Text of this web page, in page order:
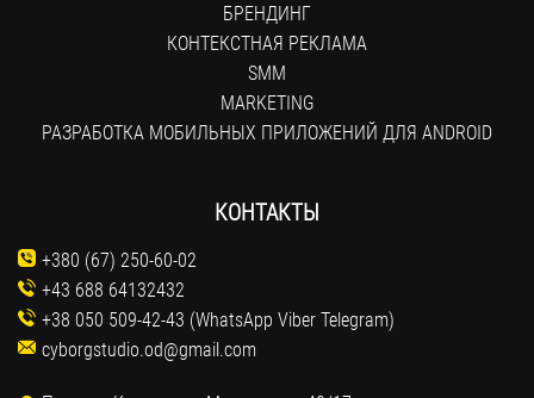
БРЕНДИНГ
КОНТЕКСТНАЯ РЕКЛАМА
SMM
MARKETING
РАЗРАБОТКА МОБИЛЬНЫХ ПРИЛОЖЕНИЙ ДЛЯ ANDROID
КОНТАКТЫ
+380 (67) 250-60-02
+43 688 64132432
+38 050 509-42-43 (WhatsApp Viber Telegram)
cyborgstudio.od@gmail.com